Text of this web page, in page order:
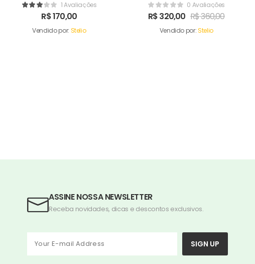
Humidifer1 Avaliações
R$170,00
Vendido por: Stelio
0 Avaliações
R$320,00 R$360,00
Vendido por:Stelio
ASSINE NOSSA NEWSLETTER
Receba novidades, dicas e descontos exclusivos.
SIGN UP